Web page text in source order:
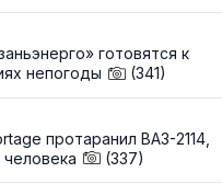
готовятся к
непогоды
(341)
протаранил ВАЗ-2114,
(337)